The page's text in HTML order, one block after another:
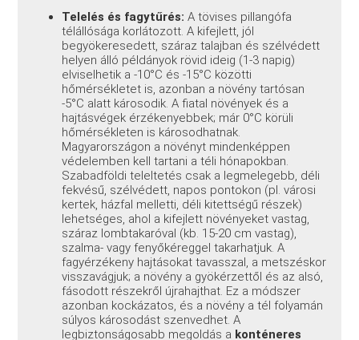
Telelés és fagytűrés: A tövises pillangófa
télállósága korlátozott. A kifejlett, jól
begyökeresedett, száraz talajban és szélvédett
helyen álló példányok rövid ideig (1-3 napig)
elviselhetik a -10°C és -15°C közötti
hőmérsékletet is, azonban a növény tartósan
-5°C alatt károsodik. A fiatal növények és a
hajtásvégek érzékenyebbek; már 0°C körüli
hőmérsékleten is károsodhatnak.
Magyarországon a növényt mindenképpen
védelemben kell tartani a téli hónapokban.
Szabadföldi teleltetés csak a legmelegebb, déli
fekvésű, szélvédett, napos pontokon (pl. városi
kertek, házfal melletti, déli kitettségű részek)
lehetséges, ahol a kifejlett növényeket vastag,
száraz lombtakaróval (kb. 15-20 cm vastag),
szalma- vagy fenyőkéreggel takarhatjuk. A
fagyérzékeny hajtásokat tavasszal, a metszéskor
visszavágjuk; a növény a gyökérzettől és az alsó,
fásodott részekről újrahajthat. Ez a módszer
azonban kockázatos, és a növény a tél folyamán
súlyos károsodást szenvedhet. A
legbiztonságosabb megoldás a konténeres